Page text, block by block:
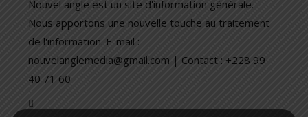
Nouvel angle est un site d'information générale.
Nous apportons une nouvelle touche au traitement
de l'information. E-mail :
nouvelanglemedia@gmail.com | Contact : +228 99
40 71 60